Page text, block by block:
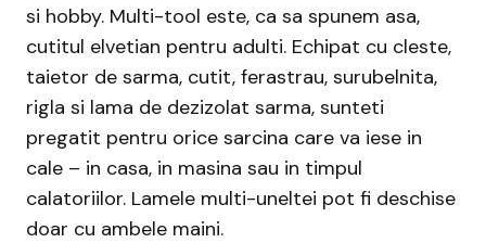
si hobby. Multi-tool este, ca sa spunem asa,
cutitul elvetian pentru adulti. Echipat cu cleste,
taietor de sarma, cutit, ferastrau, surubelnita,
rigla si lama de dezizolat sarma, sunteti
pregatit pentru orice sarcina care va iese in
cale – in casa, in masina sau in timpul
calatoriilor. Lamele multi-uneltei pot fi deschise
doar cu ambele maini.